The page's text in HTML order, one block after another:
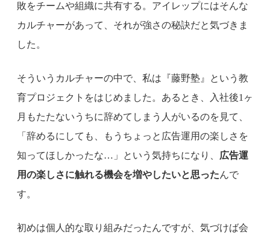
敗をチームや組織に共有する。アイレップにはそんな
カルチャーがあって、それが強さの秘訣だと気づきま
した。
そういうカルチャーの中で、私は『藤野塾』という教
育プロジェクトをはじめました。あるとき、入社後1ヶ
月もたたないうちに辞めてしまう人がいるのを見て、
「辞めるにしても、もうちょっと広告運用の楽しさを
知ってほしかったな…」という気持ちになり、 広告運
用の楽しさに触れる機会を増やしたいと思ったんで
す。
初めは個人的な取り組みだったんですが、気づけば会